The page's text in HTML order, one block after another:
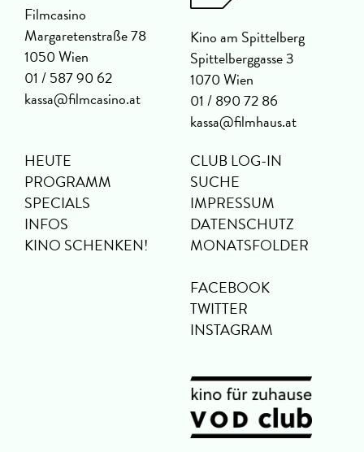
Filmcasino
Margaretenstraße 78
1050 Wien
01 / 587 90 62
kassa@filmcasino.at
Kino am Spittelberg
Spittelberggasse 3
1070 Wien
01 / 890 72 86
kassa@filmhaus.at
HEUTE
PROGRAMM
SPECIALS
INFOS
KINO SCHENKEN!
CLUB LOG-IN
SUCHE
IMPRESSUM
DATENSCHUTZ
MONATSFOLDER
FACEBOOK
TWITTER
INSTAGRAM